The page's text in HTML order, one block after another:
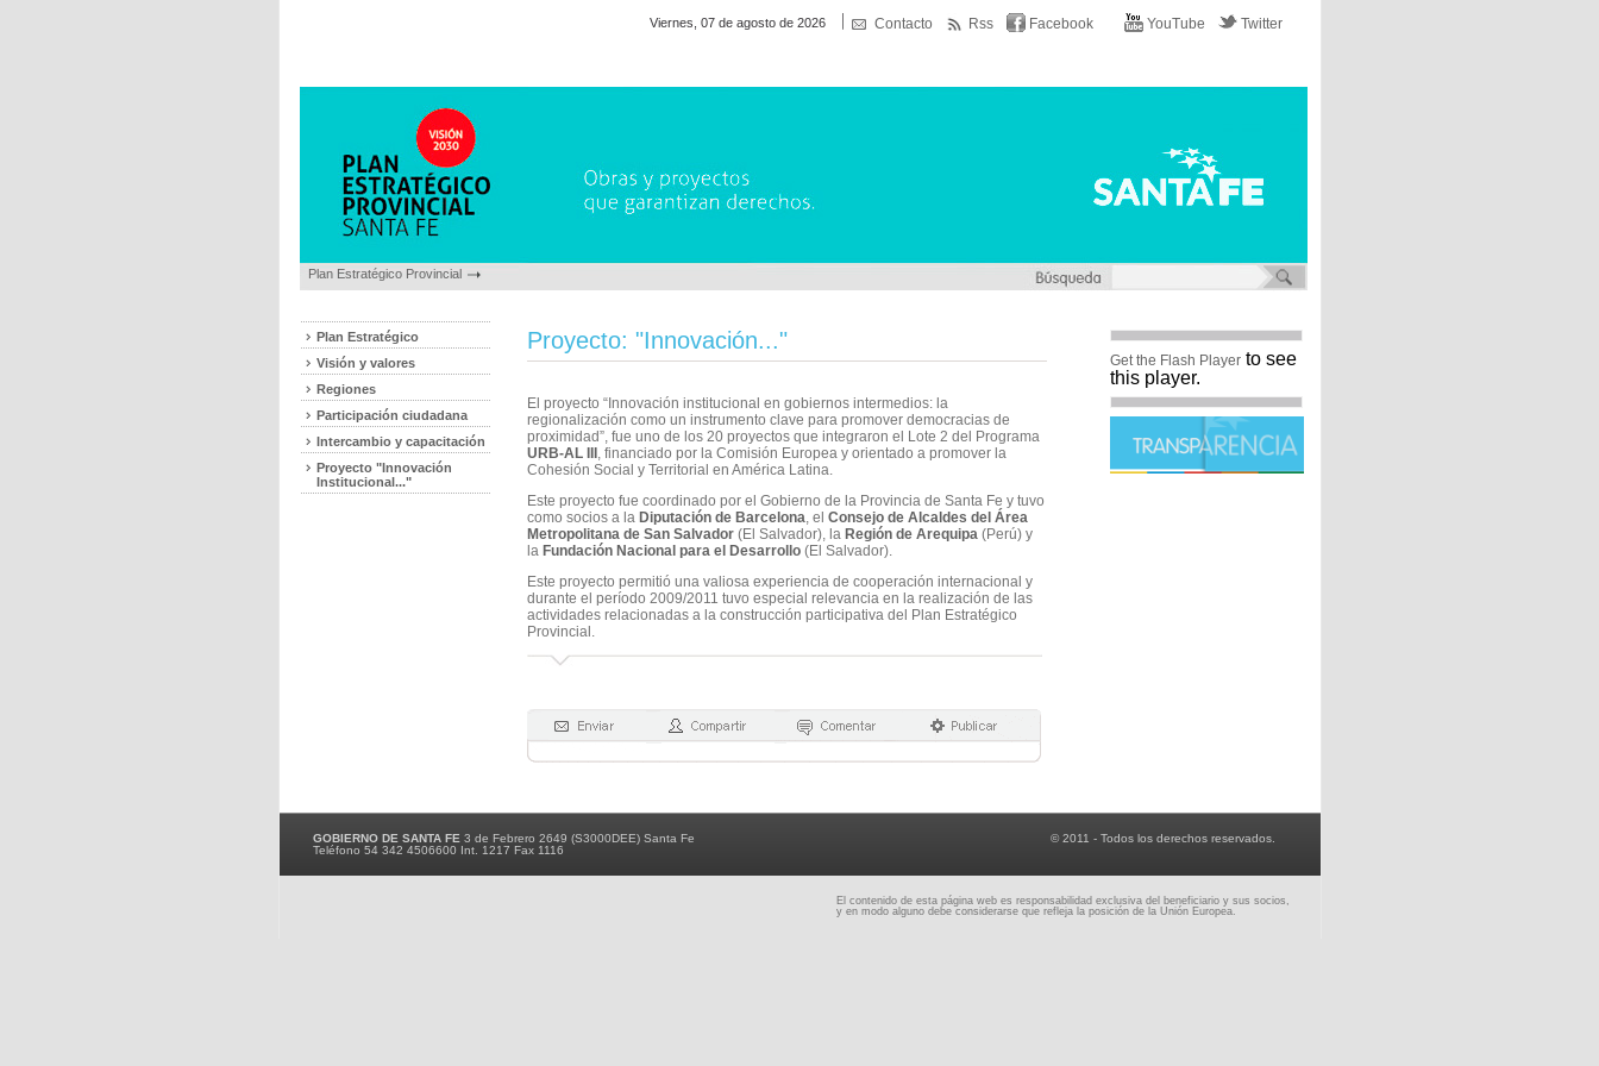
Viernes, 07 de agosto de 2026 Contacto Rss Facebook YouTube Twitter
Plan Estratégico Provincial
Plan Estratégico
Visión y valores
Regiones
Participación ciudadana
Intercambio y capacitación
Proyecto "Innovación
Institucional..."
Proyecto: "Innovación..."
El proyecto “Innovación institucional en gobiernos intermedios: la
regionalización como un instrumento clave para promover democracias de
proximidad”, fue uno de los 20 proyectos que integraron el Lote 2 del Programa
URB-AL III
, financiado por la Comisión Europea y orientado a promover la
Cohesión Social y Territorial en América Latina.
Este proyecto fue coordinado por el Gobierno de la Provincia de Santa Fe y tuvo
como socios a la Diputación de Barcelona, el Consejo de Alcaldes del Área
Metropolitana de San Salvador(El Salvador), la Región de Arequipa(Perú) y
la Fundación Nacional para el Desarrollo(El Salvador).
Este proyecto permitió una valiosa experiencia de cooperación internacional y
durante el período 2009/2011 tuvo especial relevancia en la realización de las
actividades relacionadas a la construcción participativa del Plan Estratégico
Provincial.
Get the Flash Playerto see
this player.
GOBIERNO DE SANTA FE 3 de Febrero 2649 (S3000DEE) Santa Fe
Teléfono 54 342 4506600 Int. 1217 Fax 1116
© 2011 - Todos los derechos reservados.
El contenido de esta página web es responsabilidad exclusiva del beneficiario y sus socios,
y en modo alguno debe considerarse que refleja la posición de la Unión Europea.